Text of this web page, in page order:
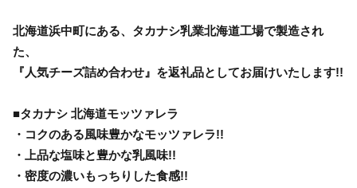
北海道浜中町にある、タカナシ乳業北海道工場で製造され
た、
『人気チーズ詰め合わせ』を返礼品としてお届けいたします!!
■タカナシ 北海道モッツァレラ
・コクのある風味豊かなモッツァレラ!!
・上品な塩味と豊かな乳風味!!
・密度の濃いもっちりした食感!!